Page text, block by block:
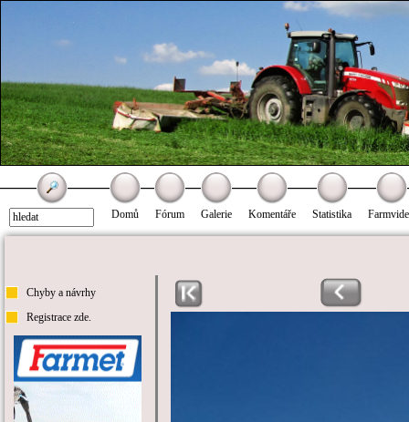
Domů Fórum Galerie Komentáře Statistika
Chyby a návrhy
Registrace zde.